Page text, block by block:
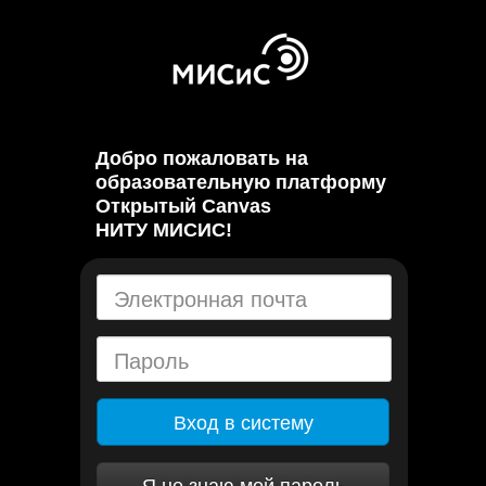
Добро пожаловать на
образовательную платформу
Открытый Canvas
НИТУ МИСИС!
Вход в систему